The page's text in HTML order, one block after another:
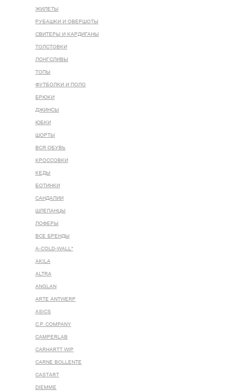
ЖИЛЕТЫ
РУБАШКИ И ОВЕРШОТЫ
СВИТЕРЫ И КАРДИГАНЫ
ТОЛСТОВКИ
ЛОНГСЛИВЫ
ТОПЫ
ФУТБОЛКИ И ПОЛО
БРЮКИ
ДЖИНСЫ
ЮБКИ
ШОРТЫ
ВСЯ ОБУВЬ
КРОССОВКИ
КЕДЫ
БОТИНКИ
САНДАЛИИ
ШЛЕПАНЦЫ
ЛОФЕРЫ
ВСЕ БРЕНДЫ
A-COLD-WALL*
AKILA
ALTRA
ANGLAN
ARTE ANTWERP
ASICS
C.P. COMPANY
CAMPERLAB
CARHARTT WIP
CARNE BOLLENTE
CASTART
DIEMME